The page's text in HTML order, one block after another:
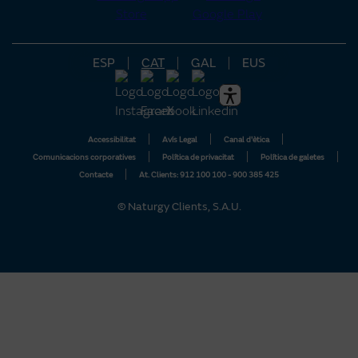
Plataforma Tu Comunidad
ESP CAT GAL EUS
Accessibilitat Avís Legal
Canal d'ètica
Comunicacions corporatives
Política de privacitat
Política de galetes
Contacte
At. Clients: 912 100 100 - 900 385 425
© Naturgy Clients, S.A.U.